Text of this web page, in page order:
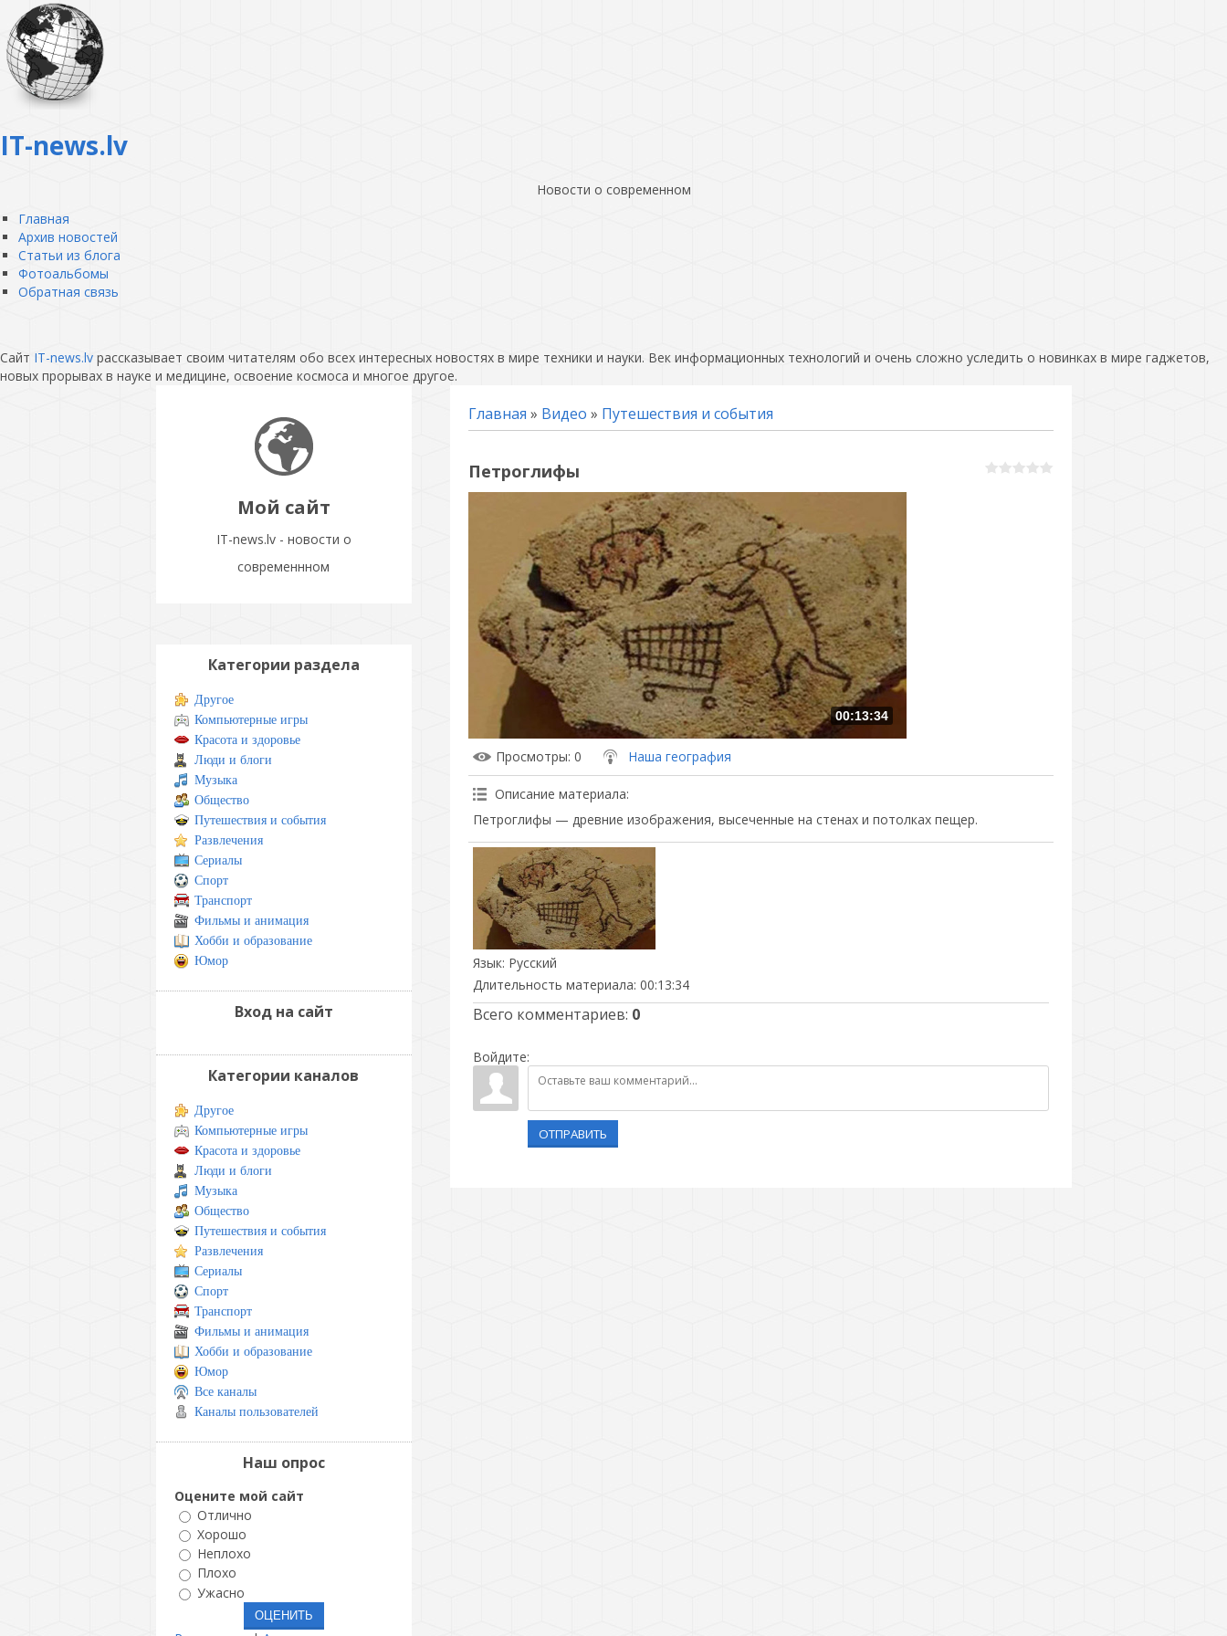
IT-news.lv
Новости о современном
Главная
Архив новостей
Статьи из блога
Фотоальбомы
Обратная связь
Сайт IT-news.lv рассказывает своим читателям обо всех интересных новостях в мире техники и науки. Век информационных технологий и очень сложно уследить о новинках в мире гаджетов,
новых прорывах в науке и медицине, освоение космоса и многое другое.
Мой сайт
IT-news.lv - новости о
современнном
Главная » Видео » Путешествия и события
Петроглифы
00:13:34
Просмотры: 0 Наша география
Описание материала:
Петроглифы — древние изображения, высеченные на стенах и потолках пещер.
Язык: Русский
Длительность материала: 00:13:34
Всего комментариев: 0
Войдите:
ОТПРАВИТЬ
Категории раздела
Другое
Компьютерные игры
Красота и здоровье
Люди и блоги
Музыка
Общество
Путешествия и события
Развлечения
Сериалы
Спорт
Транспорт
Фильмы и анимация
Хобби и образование
Юмор
Вход на сайт
Категории каналов
Другое
Компьютерные игры
Красота и здоровье
Люди и блоги
Музыка
Общество
Путешествия и события
Развлечения
Сериалы
Спорт
Транспорт
Фильмы и анимация
Хобби и образование
Юмор
Все каналы
Каналы пользователей
Наш опрос
Оцените мой сайт
Отлично
Хорошо
Неплохо
Плохо
Ужасно